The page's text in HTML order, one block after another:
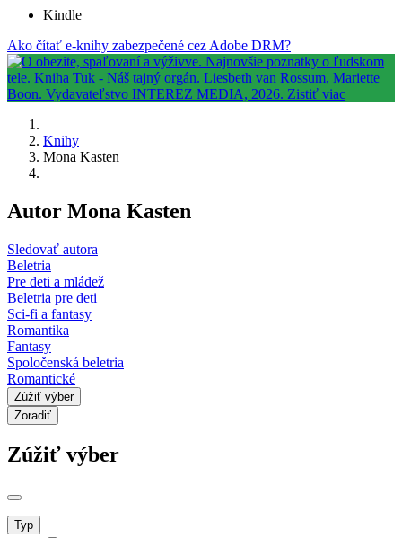
Kindle
Ako čítať e-knihy zabezpečené cez Adobe DRM?
Knihy
Mona Kasten
Autor Mona Kasten
Sledovať autora
Beletria
Pre deti a mládež
Beletria pre deti
Sci-fi a fantasy
Romantika
Fantasy
Spoločenská beletria
Romantické
Zúžiť výber
Zoradiť
Zúžiť výber
Typ